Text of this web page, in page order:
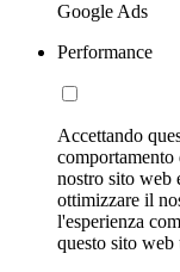
Google Ads
Performance
Accettando
nostro sito web
ottimizzare il
l'esperienza
questo sito